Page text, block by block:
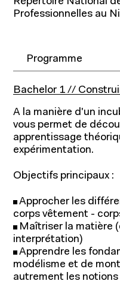
Professionnelles au
Programme
Bachelor 1 //
A la manière d'un
vous permet de
apprentissage
expérimentation.
Objectifs principaux :
Approcher les
corps vêtement -
Maîtriser la matière
interprétation)
Apprendre les
modélisme et de
autrement les